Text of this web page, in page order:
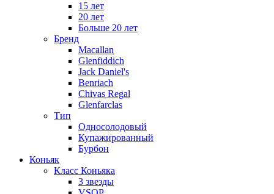
15 лет
20 лет
Больше 20 лет
Бренд
Macallan
Glenfiddich
Jack Daniel's
Benriach
Chivas Regal
Glenfarclas
Тип
Односолодовый
Купажированный
Бурбон
Коньяк
Класс Коньяка
3 звезды